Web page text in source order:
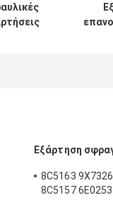
Εξάρτηση
8C5163
8C5157